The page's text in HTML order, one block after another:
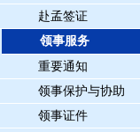
赴孟签证
领事服务
重要通知
领事保护与协助
领事证件